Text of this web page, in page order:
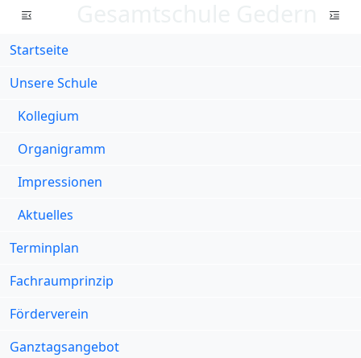
Startseite
Unsere Schule
Kollegium
Organigramm
Impressionen
Aktuelles
Terminplan
Fachraumprinzip
Förderverein
Ganztagsangebot